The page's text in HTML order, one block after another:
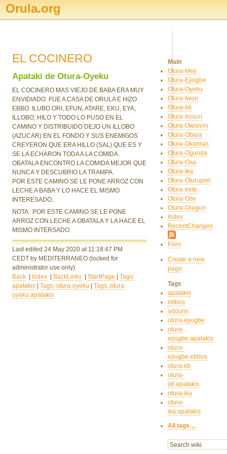
Orula.org
EL COCINERO
Apataki de Otura-Oyeku
EL COCINERO MAS VIEJO DE BABA ERA MUY
ENVIDIADO. FUE A CASA DE ORULA E HIZO
EBBO: ILUBO ORI, EFUN, ATARE, EKU, EYA,
ILLOBO, HILO Y TODO LO PUSO EN EL
CAMINO Y DISTRIBUIDO DEJO UN ILLOBO
(AZUCAR) EN EL FONDO Y SUS ENEMIGOS
CREYERON QUE ERA HILLO (SAL) QUE ES Y
SE LA ECHARON TODA A LA COMIDA.
OBATALA ENCONTRO LA COMIDA MEJOR QUE
NUNCA Y DESCUBRIO LA TRAMPA.
POR ESTE CAMINO SE LE PONE ARROZ CON
LECHE A BABA Y LO HACE EL MISMO
INTERESADO.
NOTA : POR ESTE CAMINO SE LE PONE
ARROZ CON LECHE A OBATALA Y LA HACE EL
MISMO INTERSADO
Last edited 24 May 2020at 11:18:47 PM
CEDTby MEDITERRANEO(locked for
administrator use only).
Back | Index | BackLinks |StartPage |Tags:
apatakis |Tags: otura-oyeku |Tags: otura-
oyeku:apatakis
Main
Otura-Meji
Otura-Ejiogbe
Otura-Oyeku
Otura-Iwori
Otura-Idi
Otura-Irosun
Otura-Owonrin
Otura-Obara
Otura-Okanran
Otura-Ogunda
Otura-Osa
Otura-Ika
Otura-Oturupon
Otura-Irete
Otura-Ose
Otura-Oragun
Index
RecentChanges
Files
Create a new
page
Tags
apatakis
ebbos
odduns
otura-ejiogbe
otura-
ejiogbe:apatakis
otura-
ejiogbe:ebbos
otura-idi
otura-
idi:apatakis
otura-ika
otura-
ika:apatakis
All tags…